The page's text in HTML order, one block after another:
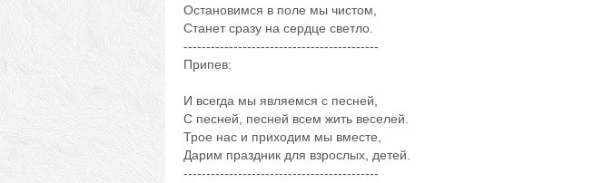
Остановимся в поле мы чистом,
Станет сразу на сердце светло.
-------------------------------------------
Припев:
И всегда мы являемся с песней,
С песней, песней всем жить веселей.
Трое нас и приходим мы вместе,
Дарим праздник для взрослых, детей.
-------------------------------------------